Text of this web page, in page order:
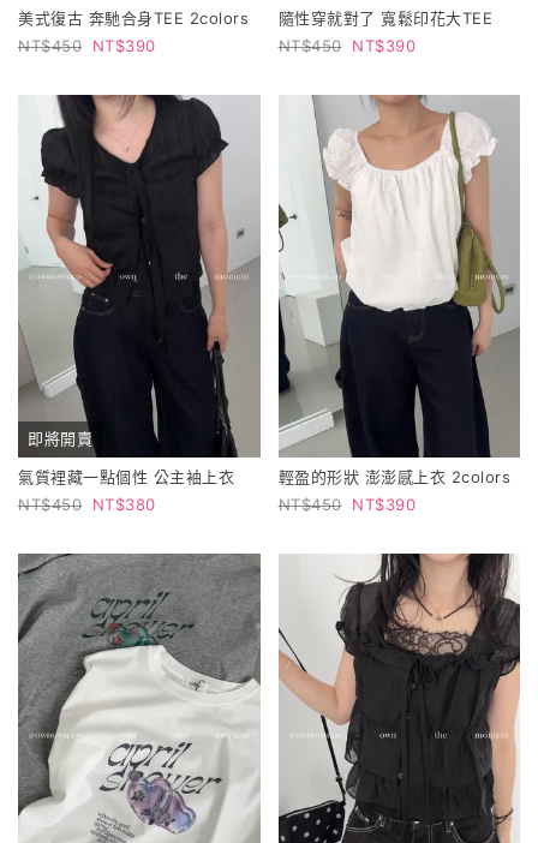
美式復古 奔馳合身TEE 2colors
450
390
隨性穿就對了 寬鬆印花大TEE
450
390
即將開賣
氣質裡藏一點個性 公主袖上衣
450
380
輕盈的形狀 澎澎感上衣 2colors
450
390